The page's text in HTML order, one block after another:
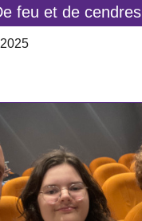
feu et de cendres